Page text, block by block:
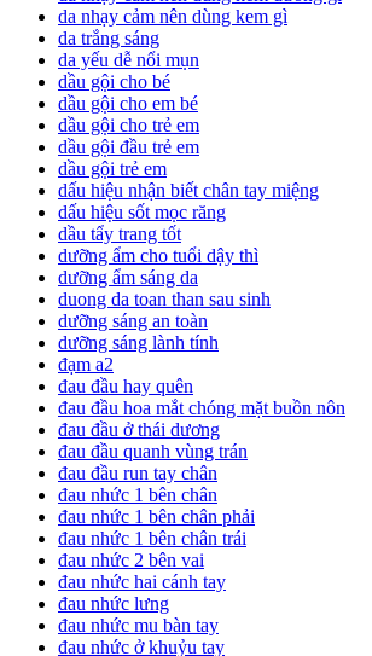
da nhạy cảm nên dùng kem gì
da trắng sáng
da yếu dễ nổi mụn
dầu gội cho bé
dầu gội cho em bé
dầu gội cho trẻ em
dầu gội đầu trẻ em
dầu gội trẻ em
dấu hiệu nhận biết chân tay miệng
dấu hiệu sốt mọc răng
dầu tẩy trang tốt
dưỡng ẩm cho tuổi dậy thì
dưỡng ẩm sáng da
duong da toan than sau sinh
dưỡng sáng an toàn
dưỡng sáng lành tính
đạm a2
đau đầu hay quên
đau đầu hoa mắt chóng mặt buồn nôn
đau đầu ở thái dương
đau đầu quanh vùng trán
đau đầu run tay chân
đau nhức 1 bên chân
đau nhức 1 bên chân phải
đau nhức 1 bên chân trái
đau nhức 2 bên vai
đau nhức hai cánh tay
đau nhức lưng
đau nhức mu bàn tay
đau nhức ở khuỷu tay